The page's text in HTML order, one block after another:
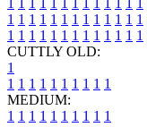
1 1 1 1 1 1 1 1 1 1 1 1 1
1 1 1 1 1 1 1 1 1 1 1 1 1
CUTTLY OLD:
1
1 1 1 1 1 1 1 1 1 1
MEDIUM:
1 1 1 1 1 1 1 1 1 1